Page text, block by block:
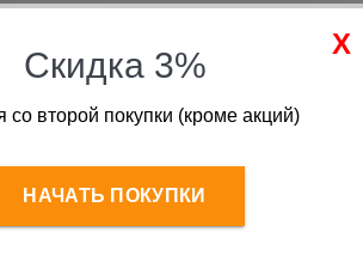
товары
Скидка 3%
со второй покупки (кроме акций)
НАЧАТЬ ПОКУПКИ